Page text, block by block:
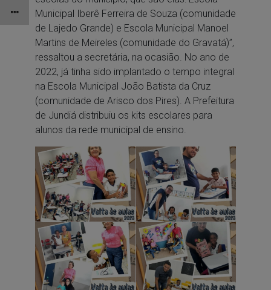
Municipal Iberê Ferreira de Souza (comunidade
de Lajedo Grande) e Escola Municipal Manoel
Martins de Meireles (comunidade do Gravatá)”,
ressaltou a secretária, na ocasião. No ano de
2022, já tinha sido implantado o tempo integral
na Escola Municipal João Batista da Cruz
(comunidade de Arisco dos Pires). A Prefeitura
de Jundiá distribuiu os kits escolares para
alunos da rede municipal de ensino.